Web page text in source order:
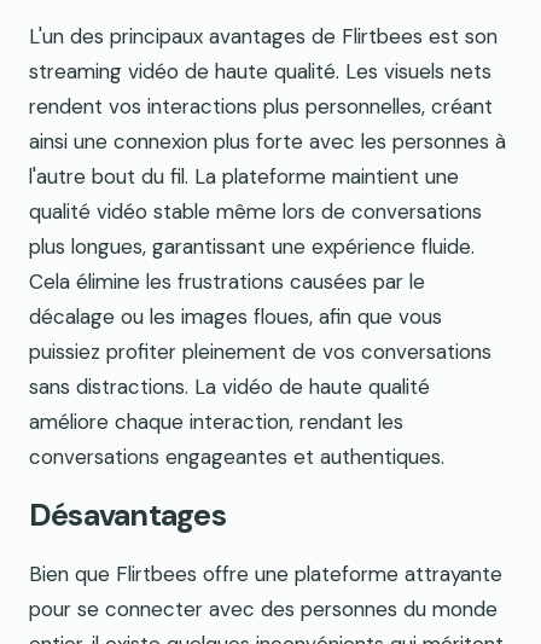
L'un des principaux avantages de Flirtbees est son
streaming vidéo de haute qualité. Les visuels nets
rendent vos interactions plus personnelles, créant
ainsi une connexion plus forte avec les personnes à
l'autre bout du fil. La plateforme maintient une
qualité vidéo stable même lors de conversations
plus longues, garantissant une expérience fluide.
Cela élimine les frustrations causées par le
décalage ou les images floues, afin que vous
puissiez profiter pleinement de vos conversations
sans distractions. La vidéo de haute qualité
améliore chaque interaction, rendant les
conversations engageantes et authentiques.
Désavantages
Bien que Flirtbees offre une plateforme attrayante
pour se connecter avec des personnes du monde